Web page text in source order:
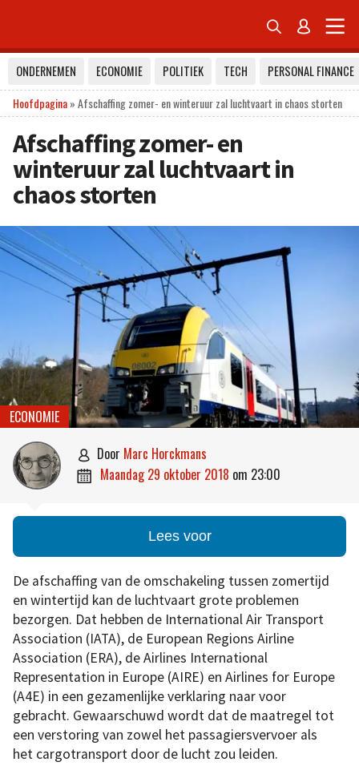
 
ONDERNEMEN ECONOMIE POLITIEK TECH
PERSONAL FINANCE
Hoofdpagina»Afschaffing zomer- en winteruur zal luchtvaart in chaos storten
Afschaffing zomer- en
winteruur zal luchtvaart in
chaos storten
ECONOMIE
 door Marc Horckmans
 maandag 29 oktober 2018 om 23:00
Lees voor
De afschaffing van de omschakeling tussen zomertijd
en wintertijd kan de luchtvaart grote problemen
bezorgen. Dat hebben de International Air Transport
Association (IATA), de European Regions Airline
Association (ERA), de Airlines International
Representation in Europe (AIRE) en Airlines for Europe
(A4E) in een gezamenlijke verklaring naar voor
gebracht. Gewaarschuwd wordt dat de maatregel tot
een verstoring van zowel het passagiersvervoer als
het cargotransport door de lucht zou leiden.